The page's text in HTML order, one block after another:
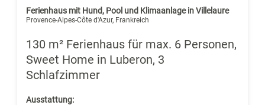
Ferienhaus mit Hund, Pool und Klimaanlage in Villelaure
Provence-Alpes-Côte d'Azur, Frankreich
130 m² Ferienhaus für max. 6 Personen,
Sweet Home in Luberon, 3
Schlafzimmer
Ausstattung: